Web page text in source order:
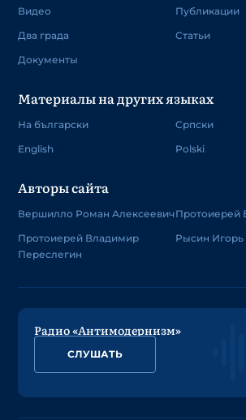
Видео
Два града
Документы
Публикации
Статьи
Материалы на других языках
На български
English
Српски
Polski
Авторы сайта
Вершилло Роман Алексеевич
Протоиерей Владимир
Переслегин
Протоиерей
Рысин Игорь
Радио «Антимодернизм»
СЛУШАТЬ